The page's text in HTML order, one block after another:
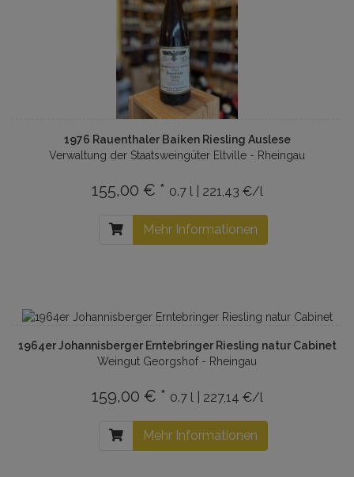
1976 Rauenthaler Baiken Riesling Auslese
Verwaltung der Staatsweingüter Eltville - Rheingau
155,00 € * 0.7 l | 221,43 €/l
Mehr Informationen
1964er Johannisberger Erntebringer Riesling natur Cabinet
Weingut Georgshof - Rheingau
159,00 € * 0.7 l | 227,14 €/l
Mehr Informationen